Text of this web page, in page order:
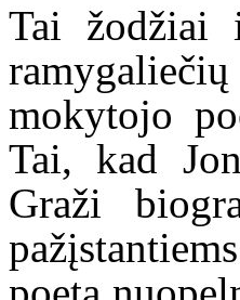
Tai žodžiai
mokytojo
Tai, kad
Graži